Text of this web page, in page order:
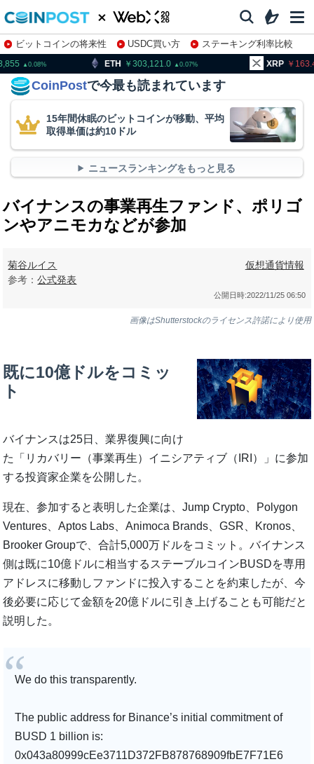
ビットコインの将来性 USDC買い方
ステーキング利率比較
株特集・関連銘柄
303,121.0 XRP 163.49
CoinPostで今最も読まれています
15年間休眠のビットコインが移動、平均
取得単価は約10ドル
ニュースランキングをもっと見る
バイナンスの事業再生ファンド、ポリゴ
ンやアニモカなどが参加
菊谷ルイス
参考：公式発表
仮想通貨情報
公開日時:2022/11/25 06:50
画像はShutterstockのライセンス許諾により使用
既に10億ドルをコミッ
ト
バイナンスは25日、業界復興に向け
た「リカバリー（事業再生）イニシアティブ（IRI）」に参加
する投資家企業を公開した。
現在、参加すると表明した企業は、Jump Crypto、Polygon
Ventures、Aptos Labs、Animoca Brands、GSR、Kronos、
Brooker Groupで、合計5,000万ドルをコミット。バイナンス
側は既に10億ドルに相当するステーブルコインBUSDを専用
アドレスに移動しファンドに投入することを約束したが、今
後必要に応じて金額を20億ドルに引き上げることも可能だと
説明した。
We do this transparently.
The public address for Binance’s initial commitment of
BUSD 1 billion is:
0x043a80999cEe3711D372FB878768909fbE7F71E6